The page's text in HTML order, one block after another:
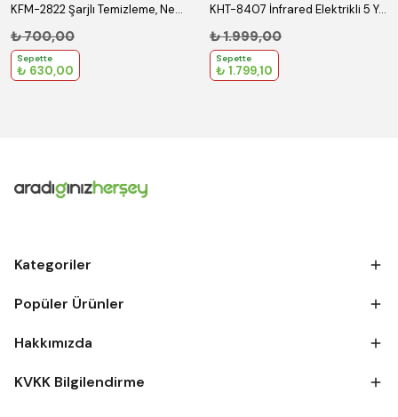
KFM-2822 Şarjlı Temizleme, Nemlendirme ve Gerdirme Etkili Cilt Temizleyici
₺ 700,00
Sepette
₺ 630,00
KHT-8407 İnfrared Elektrikli 5 Yönlü Quartz Isıtıcı
₺ 1.999,00
Sepette
₺ 1.799,10
Kategoriler
Popüler Ürünler
Hakkımızda
KVKK Bilgilendirme